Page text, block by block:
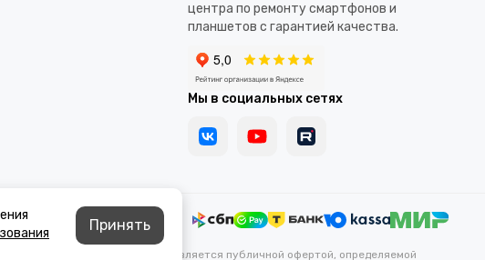
центра по ремонту смартфонов и
планшетов с гарантией качества.
Мы в социальных сетях
и ни при каких условиях не является публичной офертой, определяемой
Принять